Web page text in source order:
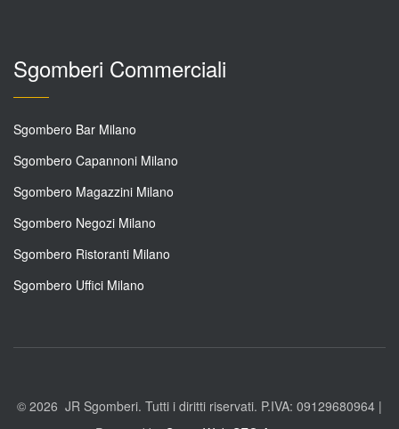
Sgomberi Commerciali
Sgombero Bar Milano
Sgombero Capannoni Milano
Sgombero Magazzini Milano
Sgombero Negozi Milano
Sgombero Ristoranti Milano
Sgombero Uffici Milano
© 2026 JR Sgomberi. Tutti i diritti riservati. P.IVA: 09129680964 |